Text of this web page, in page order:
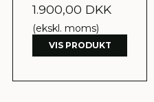
1.900,00 DKK
(ekskl. moms)
VIS PRODUKT